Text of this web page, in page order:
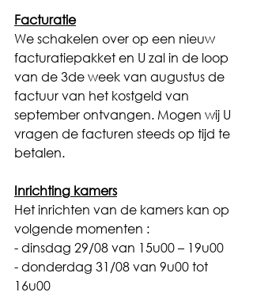
Facturatie
We schakelen over op een nieuw
facturatiepakket en U zal in de loop
van de 3de week van augustus de
factuur van het kostgeld van
september ontvangen. Mogen wij U
vragen de facturen steeds op tijd te
betalen.
Inrichting kamers
Het inrichten van de kamers kan op
volgende momenten :
- dinsdag 29/08 van 15u00 – 19u00
- donderdag 31/08 van 9u00 tot
16u00